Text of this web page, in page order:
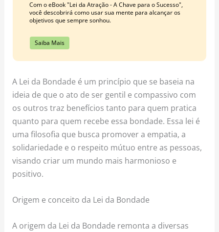
Com o eBook "Lei da Atração - A Chave para o Sucesso",
você descobrirá como usar sua mente para alcançar os
objetivos que sempre sonhou.
Saiba Mais
A Lei da Bondade é um princípio que se baseia na
ideia de que o ato de ser gentil e compassivo com
os outros traz benefícios tanto para quem pratica
quanto para quem recebe essa bondade. Essa lei é
uma filosofia que busca promover a empatia, a
solidariedade e o respeito mútuo entre as pessoas,
visando criar um mundo mais harmonioso e
positivo.
Origem e conceito da Lei da Bondade
A origem da Lei da Bondade remonta a diversas